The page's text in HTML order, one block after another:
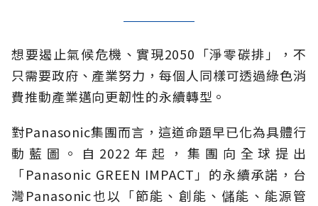
想要遏止氣候危機、實現2050「淨零碳排」，不
只需要政府、產業努力，每個人同樣可透過綠色消
費推動產業邁向更韌性的永續轉型。
對Panasonic集團而言，這道命題早已化為具體行
動藍圖。自2022年起，集團向全球提出
「Panasonic GREEN IMPACT」的永續承諾，台
灣Panasonic也以「節能、創能、儲能、能源管